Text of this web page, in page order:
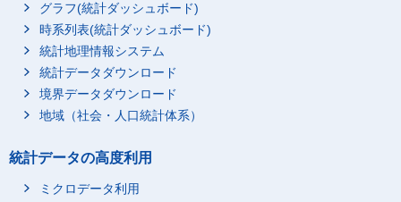
グラフ(統計ダッシュボード)
時系列表(統計ダッシュボード)
統計地理情報システム
統計データダウンロード
境界データダウンロード
地域（社会・人口統計体系）
統計データの高度利用
ミクロデータ利用